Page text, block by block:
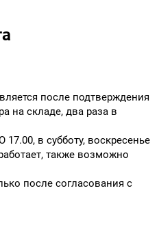
после подтверждения
на складе, два раза в
в субботу, воскресенье
также возможно
после согласования с